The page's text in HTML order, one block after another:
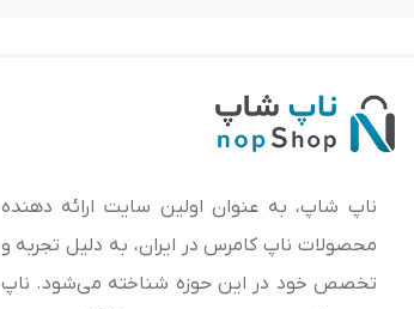
ناپ شاپ، به عنوان اولین سایت ارائه‌ دهنده
محصولات ناپ کامرس در ایران، به دلیل تجربه و
تخصص خود در این حوزه شناخته می‌شود. ناپ